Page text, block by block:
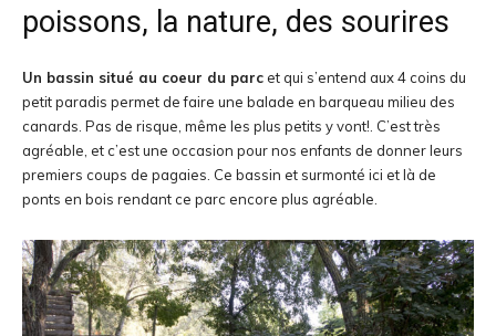
poissons, la nature, des sourires
Un bassin situé au coeur du parc et qui s’entend aux 4 coins du
petit paradis permet de faire une balade en barqueau milieu des
canards. Pas de risque, même les plus petits y vont!. C’est très
agréable, et c’est une occasion pour nos enfants de donner leurs
premiers coups de pagaies. Ce bassin et surmonté ici et là de
ponts en bois rendant ce parc encore plus agréable.